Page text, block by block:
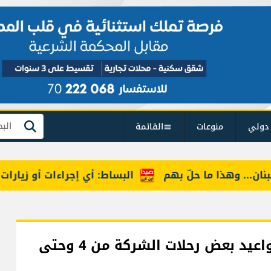
منوعات القائمة بحث
البساط: أي إجراءات أو زيارات وهذا ما حلّ بهم
طيران الشرق الأوسط: تعديل جدول مواعيد بعض رحلات الشركة من 4 وحتى